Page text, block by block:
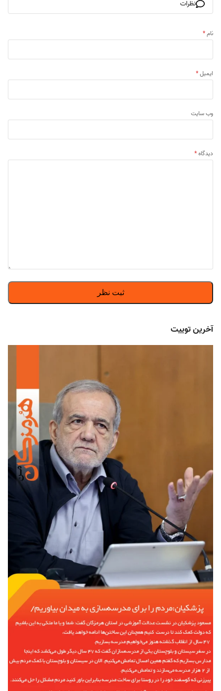
نظرات
نام*
ایمیل*
وب‌ سایت
دیدگاه*
آخرین توییت